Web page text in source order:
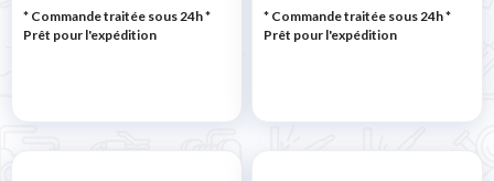
* Commande traitée sous 24h*
Prêt pour l'expédition
* Commande traitée sous 24h*
Prêt pour l'expédition